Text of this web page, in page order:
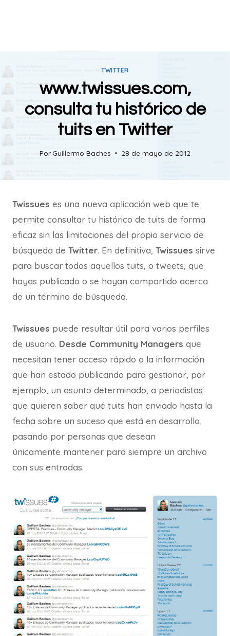
TWITTER
www.twissues.com,
consulta tu histórico de
tuits en Twitter
PorGuillermo Baches 28 de mayo de 2012
Twissues es una nueva aplicación web que te
permite consultar tu histórico de tuits de forma
eficaz sin las limitaciones del propio servicio de
búsqueda de Twitter. En definitiva, Twissues sirve
para buscar todos aquellos tuits, o tweets, que
hayas publicado o se hayan compartido acerca
de un término de búsqueda.
Twissues puede resultar útil para varios perfiles
de usuario. Desde Community Managers que
necesitan tener acceso rápido a la información
que han estado publicando para gestionar, por
ejemplo, un asunto determinado, a periodistas
que quieren saber qué tuits han enviado hasta la
fecha sobre un suceso que está en desarrollo,
pasando por personas que desean
únicamente mantener para siempre un archivo
con sus entradas.